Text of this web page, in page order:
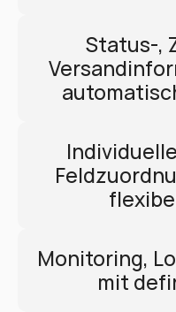
Status-,
Monitoring,
mit